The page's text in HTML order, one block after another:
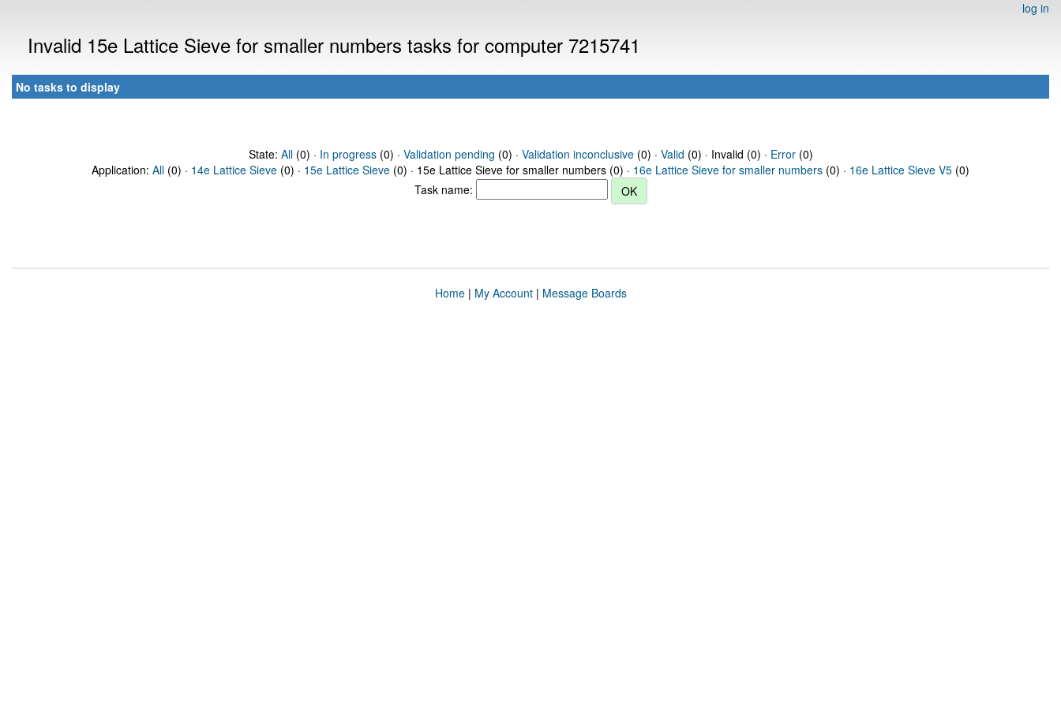
log in
Invalid 15e Lattice Sieve for smaller numbers tasks for computer 7215741
No tasks to display
State: All(0) · In progress(0) · Validation pending (0) · Validation inconclusive(0) · Valid (0) · Invalid (0) · Error(0)
Application: All (0) · 14e Lattice Sieve (0) · 15e Lattice Sieve (0) · 15e Lattice Sieve for smaller numbers (0) · 16e Lattice Sieve for smaller numbers (0) · 16e Lattice Sieve V5 (0)
Task name:
Home| My Account| Message Boards